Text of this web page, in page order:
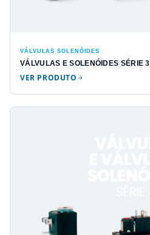
VÁLVULAS SOLENÓIDES
VÁLVULAS E SOLENÓIDES SÉRIE 3
VER PRODUTO